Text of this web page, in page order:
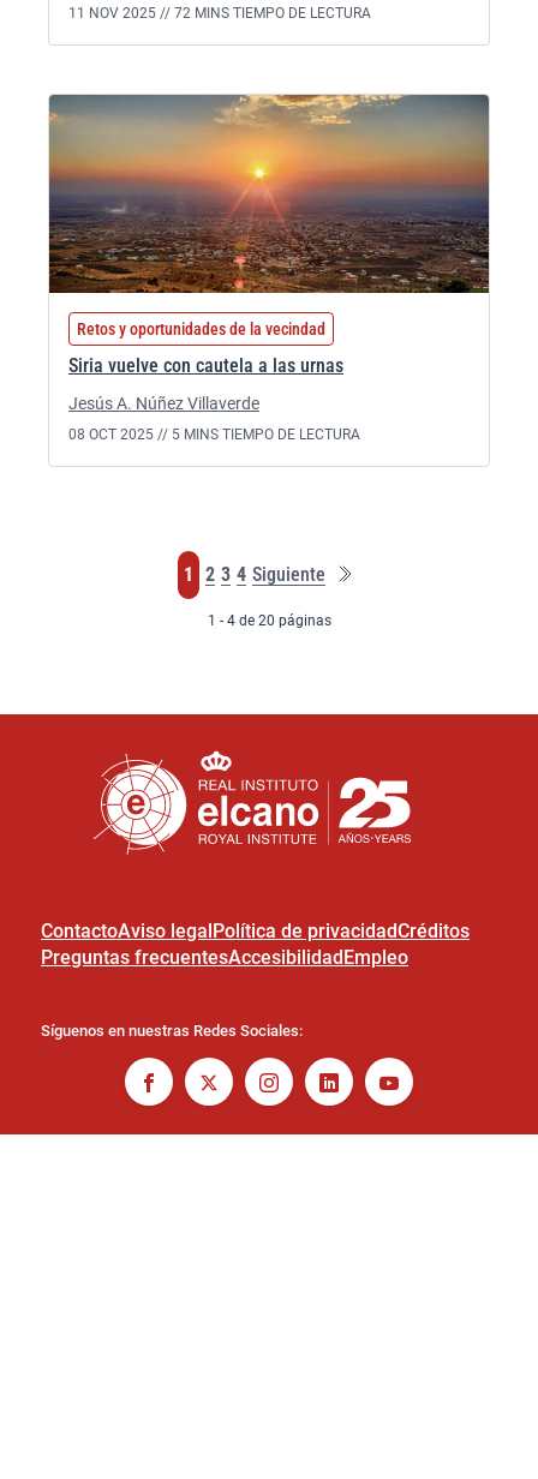
11 NOV 2025 // 72 MINS TIEMPO DE LECTURA
Retos y oportunidades de la vecindad
Siria vuelve con cautela a las urnas
Jesús A. Núñez Villaverde
08 OCT 2025 // 5 MINS TIEMPO DE LECTURA
Página
1 Página
2 Página
3 Página
4 Siguiente
Última
página
1 - 4 de 20 páginas
ContactoAviso legalPolítica de privacidadCréditos
Preguntas frecuentesAccesibilidadEmpleo
Síguenos en nuestras Redes Sociales: